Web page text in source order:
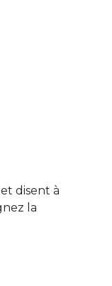
disent à
la